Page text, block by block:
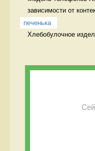
зависимости от
печенька
Хлебобулочное